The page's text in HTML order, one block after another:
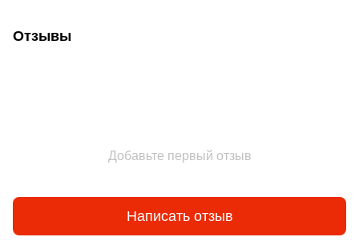
Отзывы
Добавьте первый отзыв
Написать отзыв